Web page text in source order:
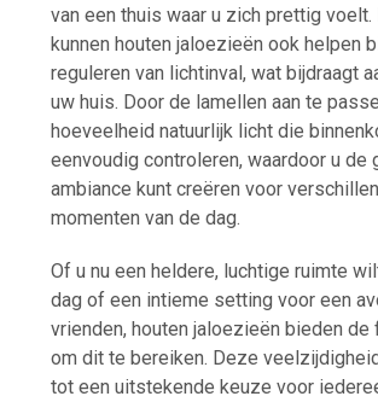
van een thuis waar u zich prettig voelt.
kunnen houten jaloezieën ook helpen
reguleren van lichtinval, wat bijdraagt
uw huis. Door de lamellen aan te
hoeveelheid natuurlijk licht die
eenvoudig controleren, waardoor u de
ambiance kunt creëren voor
momenten van de dag.
Of u nu een heldere, luchtige ruimte
dag of een intieme setting voor een
vrienden, houten jaloezieën bieden
om dit te bereiken. Deze
tot een uitstekende keuze voor